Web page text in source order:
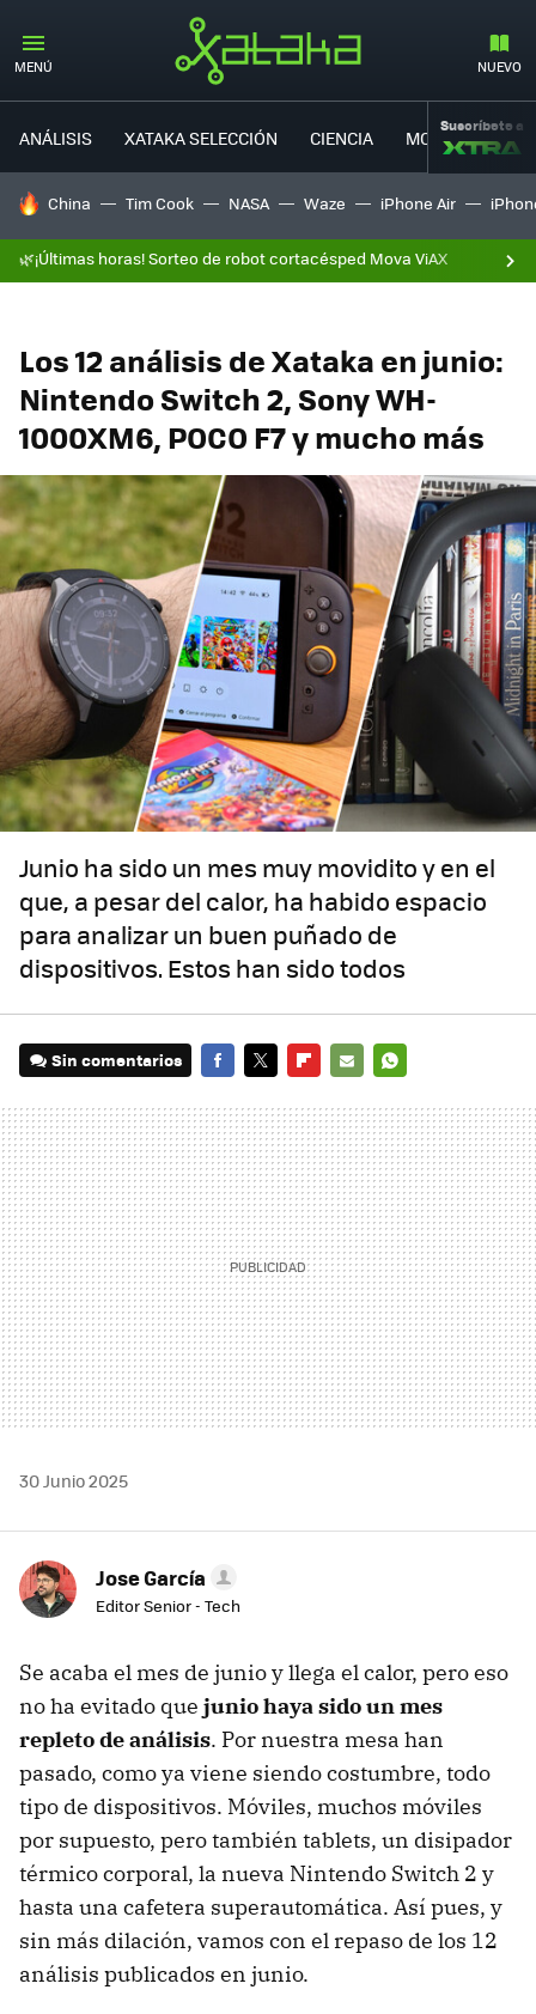
MENÚ NUEVO
ANÁLISIS XATAKA SELECCIÓN CIENCIA MOVILIDAD
Suscríbete a
HOY SE HABLA DE
China Tim Cook NASA Waze iPhone Air
🌿¡Últimas horas! Sorteo de robot cortacésped Mova ViAX
Los 12 análisis de Xataka en junio:
Nintendo Switch 2, Sony WH-
1000XM6, POCO F7 y mucho más
Junio ha sido un mes muy movidito y en el
que, a pesar del calor, ha habido espacio
para analizar un buen puñado de
dispositivos. Estos han sido todos
Sin comentarios
MAIL
30 Junio 2025
Jose García
Editor Senior - Tech
Se acaba el mes de junio y llega el calor, pero eso
no ha evitado que junio haya sido un mes
repleto de análisis. Por nuestra mesa han
pasado, como ya viene siendo costumbre, todo
tipo de dispositivos. Móviles, muchos móviles
por supuesto, pero también tablets, un disipador
térmico corporal, la nueva Nintendo Switch 2 y
hasta una cafetera superautomática. Así pues, y
sin más dilación, vamos con el repaso de los 12
análisis publicados en junio.